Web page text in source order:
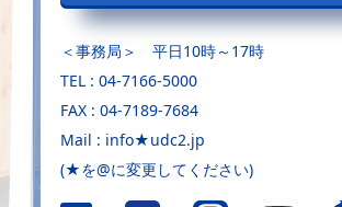
＜事務局＞ 平日10時～17時
TEL : 04-7166-5000
FAX : 04-7189-7684
Mail : info★udc2.jp
(★を@に変更してください)